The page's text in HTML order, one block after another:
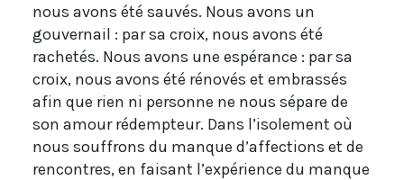
nous avons été sauvés. Nous avons un
gouvernail : par sa croix, nous avons été
rachetés. Nous avons une espérance : par sa
croix, nous avons été rénovés et embrassés
afin que rien ni personne ne nous sépare de
son amour rédempteur. Dans l’isolement où
nous souffrons du manque d’affections et de
rencontres, en faisant l’expérience du manque